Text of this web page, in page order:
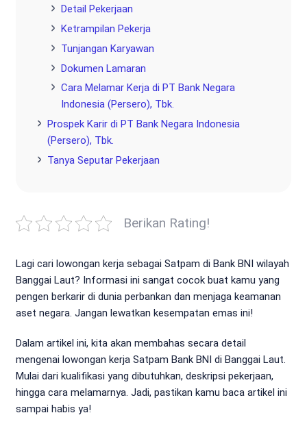
Detail Pekerjaan
Ketrampilan Pekerja
Tunjangan Karyawan
Dokumen Lamaran
Cara Melamar Kerja di PT Bank Negara
Indonesia (Persero), Tbk.
Prospek Karir di PT Bank Negara Indonesia
(Persero), Tbk.
Tanya Seputar Pekerjaan
Berikan Rating!
Lagi cari lowongan kerja sebagai Satpam di Bank BNI wilayah
Banggai Laut? Informasi ini sangat cocok buat kamu yang
pengen berkarir di dunia perbankan dan menjaga keamanan
aset negara. Jangan lewatkan kesempatan emas ini!
Dalam artikel ini, kita akan membahas secara detail
mengenai lowongan kerja Satpam Bank BNI di Banggai Laut.
Mulai dari kualifikasi yang dibutuhkan, deskripsi pekerjaan,
hingga cara melamarnya. Jadi, pastikan kamu baca artikel ini
sampai habis ya!